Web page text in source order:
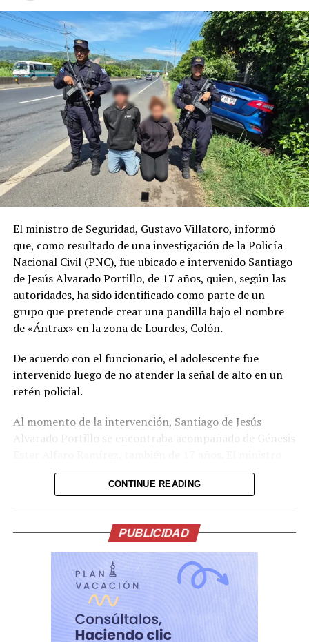
Nuestro compromiso es ofrecer una experiencia
aeroportuaria más cómoda, accesible y amigable,
fortaleciendo la atención a quienes viajan con niños y
convirtiendo su llegada a El Salvador en un momento
especial.
Comparte esto:
Facebook X
Me gusta esto:
El ministro de Seguridad, Gustavo Villatoro, informó
que, como resultado de una investigación de la Policía
Nacional Civil (PNC), fue ubicado e intervenido Santiago
de Jesús Alvarado Portillo, de 17 años, quien, según las
autoridades, ha sido identificado como parte de un
grupo que pretende crear una pandilla bajo el nombre
de «Ántrax» en la zona de Lourdes, Colón.
De acuerdo con el funcionario, el adolescente fue
intervenido luego de no atender la señal de alto en un
retén policial.
Al momento de la intervención, Santiago de Jesús
Alvarado Portillo se encontraba acompañado de Génesis
únicamente informó que ambos serán remitidos ante las
autoridades correspondientes para ser procesados.
capacidad para detectar e interrumpir a tiempo el
surgimiento de organizaciones emergentes que intenten
operar bajo nuevas denominaciones. Asimismo, aseguró
que no permitirán que se repliquen las prácticas
criminales del pasado y que cualquier célula que
pretenda operar bajo esos parámetros será
desmantelada y sus integrantes llevados ante la justicia.
CONTINUE READING
PUBLICIDAD